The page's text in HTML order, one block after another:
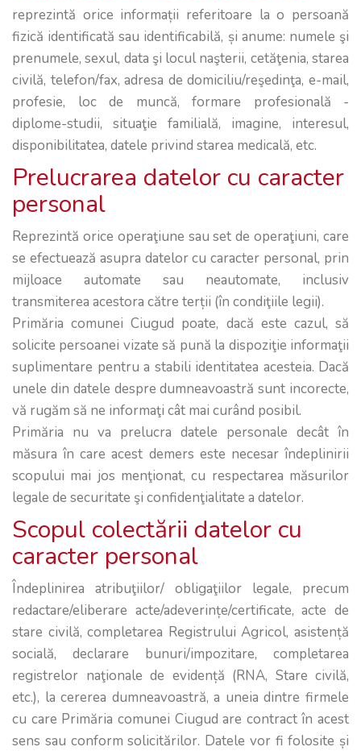
reprezintă orice informații referitoare la o persoană
fizică identificată sau identificabilă, și anume: numele şi
prenumele, sexul, data şi locul naşterii, cetăţenia, starea
civilă, telefon/fax, adresa de domiciliu/reşedinţa, e-mail,
profesie, loc de muncă, formare profesională -
diplome-studii, situaţie familială, imagine, interesul,
disponibilitatea, datele privind starea medicală, etc.
Prelucrarea datelor cu caracter
personal
Reprezintă orice operaţiune sau set de operaţiuni, care
se efectuează asupra datelor cu caracter personal, prin
mijloace automate sau neautomate, inclusiv
transmiterea acestora către terții (în condiţiile legii).
Primăria comunei Ciugud poate, dacă este cazul, să
solicite persoanei vizate să pună la dispoziţie informaţii
suplimentare pentru a stabili identitatea acesteia. Dacă
unele din datele despre dumneavoastră sunt incorecte,
vă rugăm să ne informaţi cât mai curând posibil.
Primăria nu va prelucra datele personale decât în
măsura în care acest demers este necesar îndeplinirii
scopului mai jos menţionat, cu respectarea măsurilor
legale de securitate şi confidenţialitate a datelor.
Scopul colectării datelor cu
caracter personal
Îndeplinirea atribuţiilor/ obligaţiilor legale, precum
redactare/eliberare acte/adeverințe/certificate, acte de
stare civilă, completarea Registrului Agricol, asistență
socială, declarare bunuri/impozitare, completarea
registrelor naţionale de evidență (RNA, Stare civilă,
etc.), la cererea dumneavoastră, a uneia dintre firmele
cu care Primăria comunei Ciugud are contract în acest
sens sau conform solicitărilor. Datele vor fi folosite și